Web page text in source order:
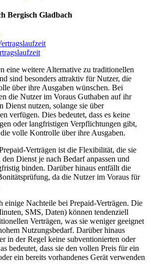
Bergisch Gladbach
eine weitere Alternative zu traditionellen
sind besonders attraktiv für Nutzer, die
über ihre Ausgaben wünschen. Bei
die Nutzer im Voraus Guthaben auf ihr
Dienst nutzen, solange sie über
verfügen. Dies bedeutet, dass es keine
oder langfristigen Verpflichtungen gibt,
volle Kontrolle über ihre Ausgaben.
Verträgen ist die Flexibilität, die sie
Dienst je nach Bedarf anpassen und
binden. Darüber hinaus entfällt die
da die Nutzer im Voraus für
einige Nachteile bei Prepaid-Verträgen. Die
SMS, Daten) können tendenziell
Verträgen, was sie weniger geeignet
Nutzungsbedarf. Darüber hinaus
in der Regel keine subventionierten oder
bedeutet, dass sie den vollen Preis für ein
ein bereits vorhandenes Gerät verwenden